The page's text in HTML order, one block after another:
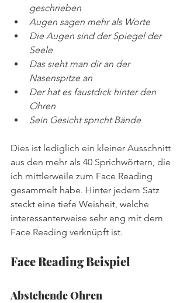
geschrieben
Augen sagen mehr als Worte
Die Augen sind der Spiegel der
Seele
Das sieht man dir an der
Nasenspitze an
Der hat es faustdick hinter den
Ohren
Sein Gesicht spricht Bände
Dies ist lediglich ein kleiner Ausschnitt
aus den mehr als 40 Sprichwörtern, die
ich mittlerweile zum Face Reading
gesammelt habe. Hinter jedem Satz
steckt eine tiefe Weisheit, welche
interessanterweise sehr eng mit dem
Face Reading verknüpft ist.
Face Reading Beispiel
Abstehende Ohren